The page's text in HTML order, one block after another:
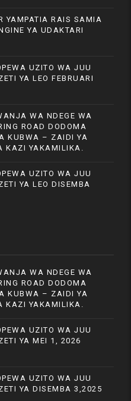
YAMPATIA RAIS SAMIA
YA UDAKTARI
UZITO WA JUU
YA LEO FEBRUARI
WA NDEGE WA
ROAD DODOMA
KUBWA – ZAIDI YA
KAZI YAKAMILIKA.
UZITO WA JUU
YA LEO DISEMBA
WA NDEGE WA
ROAD DODOMA
KUBWA – ZAIDI YA
KAZI YAKAMILIKA.
UZITO WA JUU
YA MEI 1, 2026
UZITO WA JUU
YA DISEMBA 3,2025